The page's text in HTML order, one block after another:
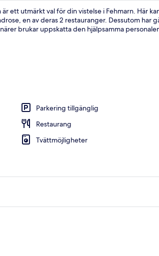
ett utmärkt val för din vistelse i Fehmarn. Här
en av deras 2 restauranger. Dessutom har
brukar uppskatta den hjälpsamma
Parkering tillgänglig
Restaurang
Tvättmöjligheter